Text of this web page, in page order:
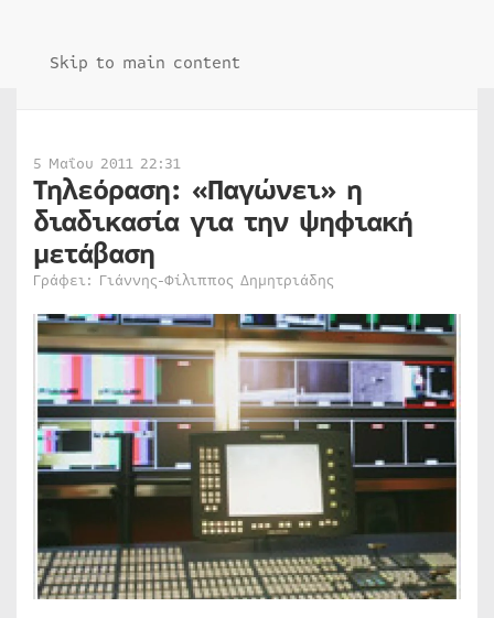
Skip to main content
5 Μαΐου 2011 22:31
Τηλεόραση: «Παγώνει» η
διαδικασία για την ψηφιακή
μετάβαση
Γράφει: Γιάννης-Φίλιππος Δημητριάδης